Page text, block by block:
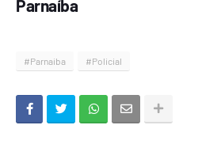
Parnaíba
#Parnaiba #Policial